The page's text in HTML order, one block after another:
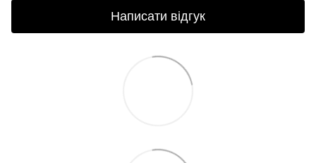
Написати відгук